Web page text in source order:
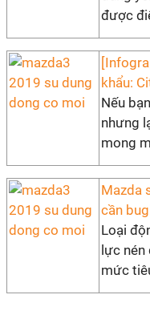
được
khẩu:
Nếu
nhưng
mong
Mazda
cần
Loại
lực
mức